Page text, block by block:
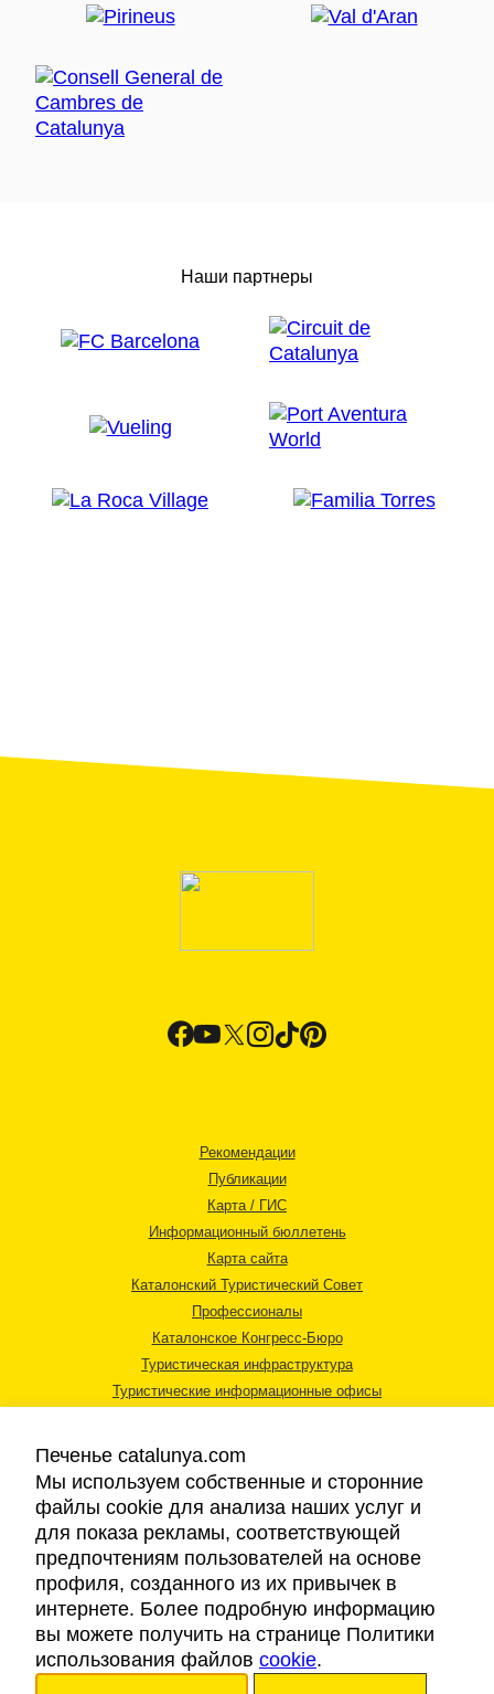
Наши партнеры
Рекомендации
Публикации
Карта / ГИС
Информационный бюллетень
Карта сайта
Каталонский Туристический Совет
Профессионалы
Каталонское Конгресс-Бюро
Туристическая инфраструктура
Туристические информационные офисы
Правовая информация
Cookies
Доступность
Печенье catalunya.com
Мы используем собственные и сторонние
файлы cookie для анализа наших услуг и
для показа рекламы, соответствующей
предпочтениям пользователей на основе
профиля, созданного из их привычек в
интернете. Более подробную информацию
вы можете получить на странице Политики
использования файлов cookie.